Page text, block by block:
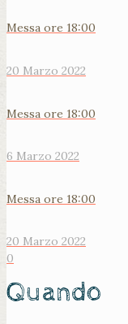
Messa ore 18:00
20 Marzo 2022
Messa ore 18:00
6 Marzo 2022
Messa ore 18:00
20 Marzo 2022
0
Quando